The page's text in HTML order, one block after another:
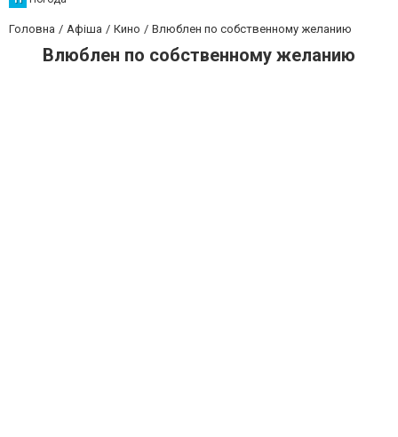
Головна Афіша Кино Влюблен по собственному желанию
Влюблен по собственному желанию